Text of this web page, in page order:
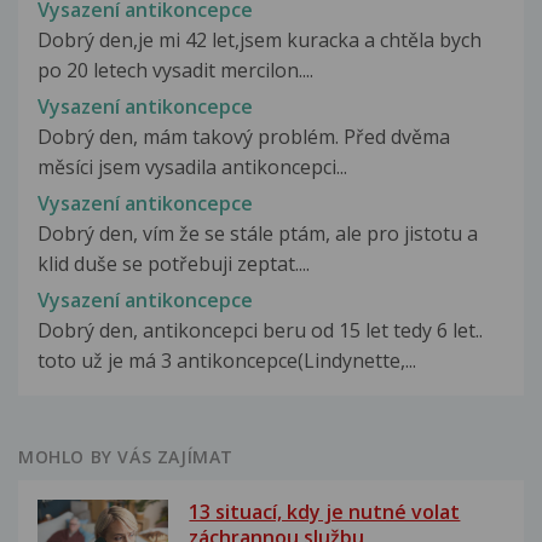
Vysazení antikoncepce
Dobrý den,je mi 42 let,jsem kuracka a chtěla bych
po 20 letech vysadit mercilon....
Vysazení antikoncepce
Dobrý den, mám takový problém. Před dvěma
měsíci jsem vysadila antikoncepci...
Vysazení antikoncepce
Dobrý den, vím že se stále ptám, ale pro jistotu a
klid duše se potřebuji zeptat....
Vysazení antikoncepce
Dobrý den, antikoncepci beru od 15 let tedy 6 let..
toto už je má 3 antikoncepce(Lindynette,...
MOHLO BY VÁS ZAJÍMAT
13 situací, kdy je nutné volat